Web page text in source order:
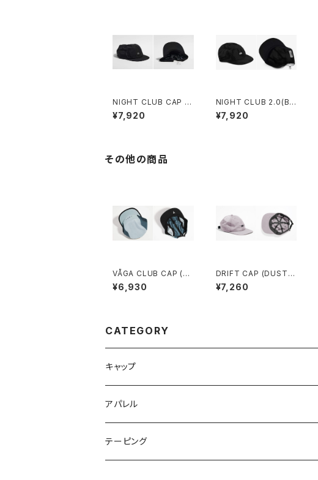
NIGHT CLUB CAP (B
LACK)
¥7,920
NIGHT CLUB 2.0(BL
ACK)
¥7,920
その他の商品
VÅGA CLUB CAP (MI
NT / TEAL / BLACK)
¥6,930
DRIFT CAP (DUSTY
LIAC)
¥7,260
CATEGORY
キャップ
NIGHT CLUB CAP
CLUB CAP
アパレル
ネックウォーマー
テーピング